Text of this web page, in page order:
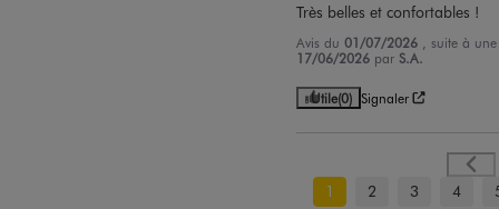
Très belles et confortables !
Avis du01/07/2026
, suite à
17/06/2026 par S.A.
Utile(0) Signaler
1 2 3 4